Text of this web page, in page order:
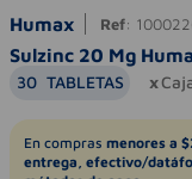
Humax Ref:
Sulzinc 20 Mg
30 TABLETAS
En compras menores a
entrega, efectivo/